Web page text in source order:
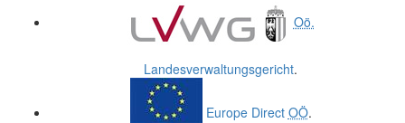
Oö.
Landesverwaltungsgericht.
Europe Direct OÖ.